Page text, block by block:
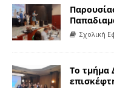
Σχολική
Το τμήμα